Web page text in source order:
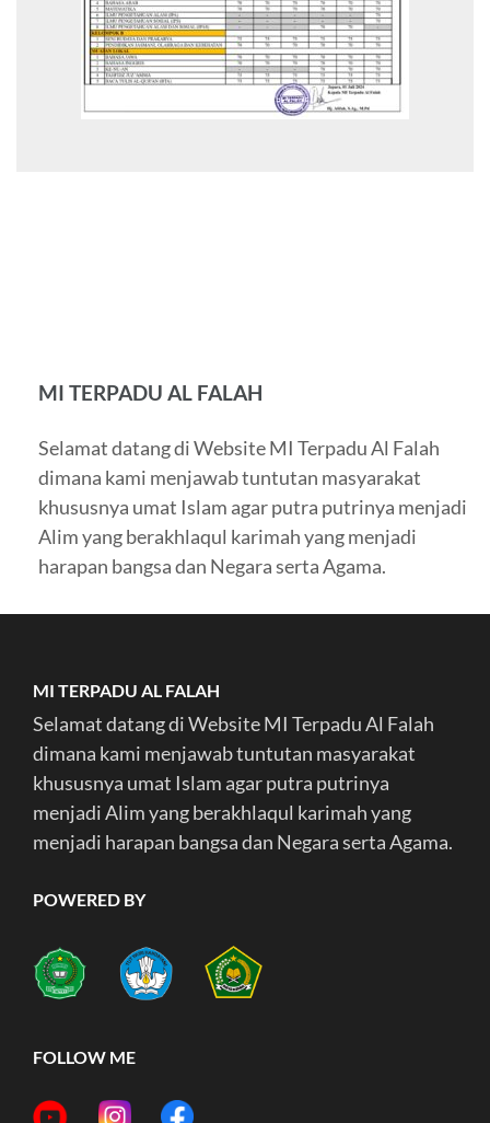
MI TERPADU AL FALAH
Selamat datang di Website MI Terpadu Al Falah
dimana kami menjawab tuntutan masyarakat
khususnya umat Islam agar putra putrinya menjadi
Alim yang berakhlaqul karimah yang menjadi
harapan bangsa dan Negara serta Agama.
MI TERPADU AL FALAH
Selamat datang di Website MI Terpadu Al Falah
dimana kami menjawab tuntutan masyarakat
khususnya umat Islam agar putra putrinya
menjadi Alim yang berakhlaqul karimah yang
menjadi harapan bangsa dan Negara serta Agama.
POWERED BY
FOLLOW ME